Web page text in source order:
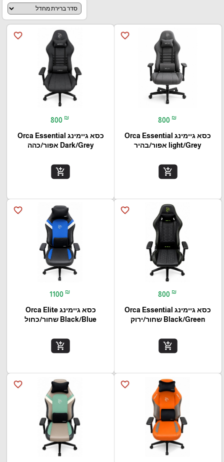
favorite_border
800 ₪
כסא גיימינג Orca Essential
light/Grey אפור/בהיר
add_shopping_cart
favorite_border
800 ₪
כסא גיימינג Orca Essential
Dark/Grey אפור/כהה
add_shopping_cart
favorite_border
800 ₪
כסא גיימינג Orca Essential
Black/Green שחור/ירוק
add_shopping_cart
favorite_border
1100 ₪
כסא גיימינג Orca Elite
Black/Blue שחור/כחול
add_shopping_cart
favorite_border
favorite_border